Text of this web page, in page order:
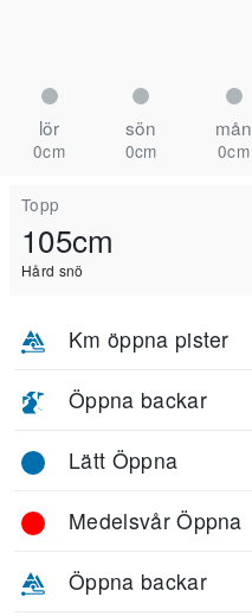
lör sön mån
0cm 0cm 0cm
Topp
105cm
Hård snö
Km öppna pister
Öppna backar
Lätt Öppna
Medelsvår Öppna
Öppna backar